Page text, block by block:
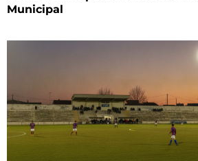
Municipal